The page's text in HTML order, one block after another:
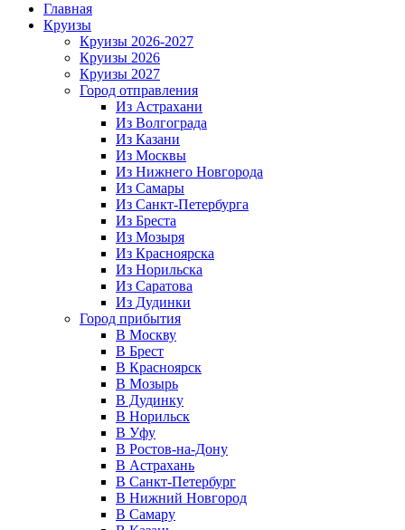
Главная
Круизы
Круизы 2026-2027
Круизы 2026
Круизы 2027
Город отправления
Из Астрахани
Из Волгограда
Из Казани
Из Москвы
Из Нижнего Новгорода
Из Самары
Из Санкт-Петербурга
Из Бреста
Из Мозыря
Из Красноярска
Из Норильска
Из Саратова
Из Дудинки
Город прибытия
В Москву
В Брест
В Красноярск
В Мозырь
В Дудинку
В Норильск
В Уфу
В Ростов-на-Дону
В Астрахань
В Санкт-Петербург
В Нижний Новгород
В Самару